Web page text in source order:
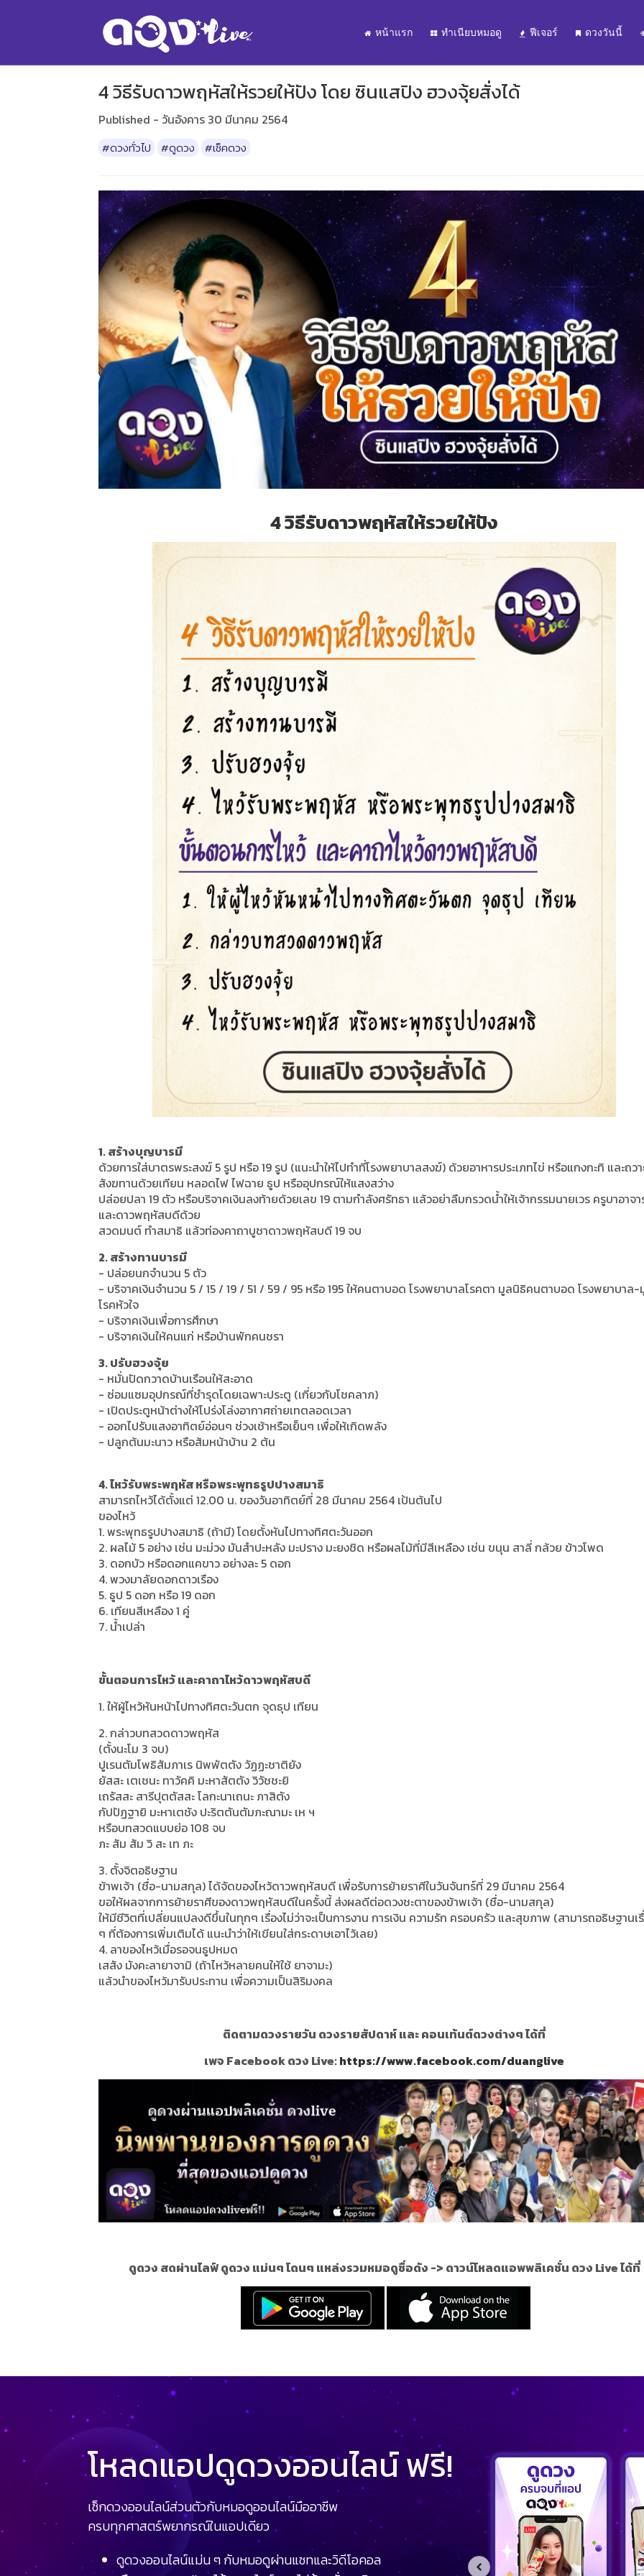
หน้าแรก ทำเนียบหมอดู ฟีเจอร์ ดวงวันนี้
4 วิธีรับดาวพฤหัสให้รวยให้ปัง โดย ซินแสปิง ฮวงจุ้ยสั่งได้
Published - วันอังคาร 30 มีนาคม 2564
#ดวงทั่วไป #ดูดวง #เช็คดวง
4 วิธีรับดาวพฤหัสให้รวยให้ปัง
1. สร้างบุญบารมี
ด้วยการใส่บาตรพระสงฆ์ 5 รูป หรือ 19 รูป (แนะนำให้ไปทำที่โรงพยาบาลสงฆ์) ด้วยอาหารประเภทไข่ หรือแกงกะทิ และถว
สังฆทานด้วยเทียน หลอดไฟ ไฟฉาย ธูป หรืออุปกรณ์ให้แสงสว่าง
ปล่อยปลา 19 ตัว หรือบริจาคเงินลงท้ายด้วยเลข 19 ตามกำลังศรัทธา แล้วอย่าลืมกรวดน้ำให้เจ้ากรรมนายเวร ครูบาอาจ
และดาวพฤหัสบดีด้วย
สวดมนต์ ทำสมาธิ แล้วท่องคาถาบูชาดาวพฤหัสบดี 19 จบ
2. สร้างทานบารมี
- ปล่อยนกจำนวน 5 ตัว
- บริจาคเงินจำนวน 5 / 15 / 19 / 51 / 59 / 95 หรือ 195 ให้คนตาบอด โรงพยาบาลโรคตา มูลนิธิคนตาบอด โรงพยาบาล
โรคหัวใจ
- บริจาคเงินเพื่อการศึกษา
- บริจาคเงินให้คนแก่ หรือบ้านพักคนชรา
3. ปรับฮวงจุ้ย
- หมั่นปัดกวาดบ้านเรือนให้สะอาด
- ซ่อมแซมอุปกรณ์ที่ชำรุดโดยเฉพาะประตู (เกี่ยวกับโชคลาภ)
- เปิดประตูหน้าต่างให้โปร่งโล่งอากาศถ่ายเทตลอดเวลา
- ออกไปรับแสงอาทิตย์อ่อนๆ ช่วงเช้าหรือเย็นๆ เพื่อให้เกิดพลัง
- ปลูกต้นมะนาว หรือส้มหน้าบ้าน 2 ต้น
4. ไหว้รับพระพฤหัส หรือพระพุทธรูปปางสมาธิ
สามารถไหว้ได้ตั้งแต่ 12.00 น. ของวันอาทิตย์ที่ 28 มีนาคม 2564 เป้นต้นไป
ของไหว้
1. พระพุทธรูปปางสมาธิ (ถ้ามี) โดยตั้งหันไปทางทิศตะวันออก
2. ผลไม้ 5 อย่าง เช่น มะม่วง มันสำปะหลัง มะปราง มะยงชิด หรือผลไม้ที่มีสีเหลือง เช่น ขนุน สาลี่ กล้วย ข้าวโพด
3. ดอกบัว หรือดอกแคขาว อย่างละ 5 ดอก
4. พวงมาลัยดอกดาวเรือง
5. ธูป 5 ดอก หรือ 19 ดอก
6. เทียนสีเหลือง 1 คู่
7. น้ำเปล่า
ขั้นตอนการไหว้ และคาถาไหว้ดาวพฤหัสบดี
1. ให้ผู้ไหว้หันหน้าไปทางทิศตะวันตก จุดธุป เทียน
2. กล่าวบทสวดดาวพฤหัส
(ตั้งนะโม 3 จบ)
ปูเรนตัมโพธิสัมภาเร นิพพัตตัง วัฏฏะชาติยัง
ยัสสะ เตเชนะ ทาวัคคิ มะหาสัตตัง วิวัชชะยิ
เถรัสสะ สารีปุตตัสสะ โลกะนาเถนะ ภาสิตัง
กัปปัฏฐายิ มะหาเตชัง ปะริตตันตัมภะณามะ เห ฯ
หรือบทสวดแบบย่อ 108 จบ
ภะ สัม สัม วิ สะ เท ภะ
3. ตั้งจิตอธิษฐาน
ข้าพเจ้า (ชื่อ-นามสกุล) ได้จัดของไหว้ดาวพฤหัสบดี เพื่อรับการย้ายราศีในวันจันทร์ที่ 29 มีนาคม 2564
ขอให้ผลจากการย้ายราศีของดาวพฤหัสบดีในครั้งนี้ ส่งผลดีต่อดวงชะตาของข้าพเจ้า (ชื่อ-นามสกุล)
ให้มีชีวิตที่เปลี่ยนแปลงดีขึ้นในทุกๆ เรื่องไม่ว่าจะเป็นการงาน การเงิน ความรัก ครอบครัว และสุขภาพ (สามารถอธิษฐานเ
ๆ ที่ต้องการเพิ่มเติมได้ แนะนำว่าให้เขียนใส่กระดาษเอาไว้เลย)
4. ลาของไหว้เมื่อรอจนธูปหมด
เสสัง มังคะลายาจามิ (ถ้าไหว้หลายคนให้ใช้ ยาจามะ)
แล้วนำของไหว้มารับประทาน เพื่อความเป็นสิริมงคล
ติดตามดวงรายวัน ดวงรายสัปดาห์ และ คอนเท้นต์ดวงต่างๆ ได้ที่
เพจ Facebook ดวง Live:https://www.facebook.com/duanglive
ดูดวง สดผ่านไลฟ์ ดูดวง แม่นๆ โดนๆ แหล่งรวมหมอดูชื่อดัง -> ดาวน์โหลดแอพพลิเคชั่น ดวง Live ได้ที่
โหลดแอปดูดวงออนไลน์ ฟรี!
เช็กดวงออนไลน์ส่วนตัวกับหมอดูออนไลน์มืออาชีพ
ครบทุกศาสตร์พยากรณ์ในแอปเดียว
ดูดวงออนไลน์แม่น ๆ กับหมอดูผ่านแชทและวิดีโอคอล